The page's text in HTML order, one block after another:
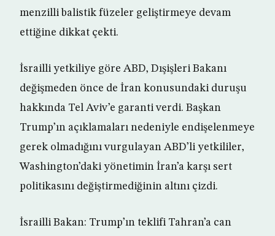
menzilli balistik füzeler geliştirmeye devam
ettiğine dikkat çekti.
İsrailli yetkiliye göre ABD, Dışişleri Bakanı
değişmeden önce de İran konusundaki duruşu
hakkında Tel Aviv’e garanti verdi. Başkan
Trump’ın açıklamaları nedeniyle endişelenmeye
gerek olmadığını vurgulayan ABD’li yetkililer,
Washington’daki yönetimin İran’a karşı sert
politikasını değiştirmediğinin altını çizdi.
İsrailli Bakan: Trump’ın teklifi Tahran’a can